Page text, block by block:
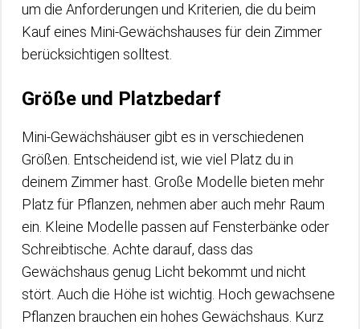
um die Anforderungen und Kriterien, die du beim
Kauf eines Mini-Gewächshauses für dein Zimmer
berücksichtigen solltest.
Größe und Platzbedarf
Mini-Gewächshäuser gibt es in verschiedenen
Größen. Entscheidend ist, wie viel Platz du in
deinem Zimmer hast. Große Modelle bieten mehr
Platz für Pflanzen, nehmen aber auch mehr Raum
ein. Kleine Modelle passen auf Fensterbänke oder
Schreibtische. Achte darauf, dass das
Gewächshaus genug Licht bekommt und nicht
stört. Auch die Höhe ist wichtig. Hoch gewachsene
Pflanzen brauchen ein hohes Gewächshaus. Kurz